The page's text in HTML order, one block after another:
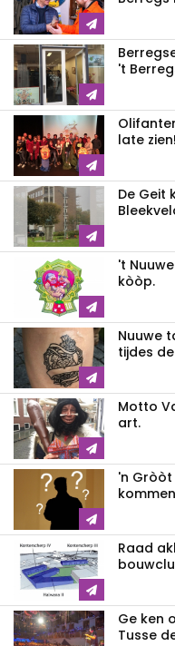
't
late zien!
De Geit
't
kòòp.
Nuuwe
tijdes
Motto
art.
'n
Raad
Ge ken
Tusse